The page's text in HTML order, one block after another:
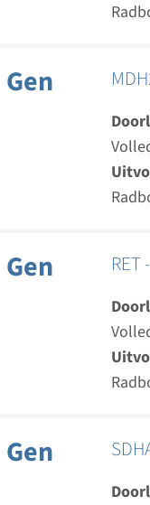
Gen
Gen
Gen